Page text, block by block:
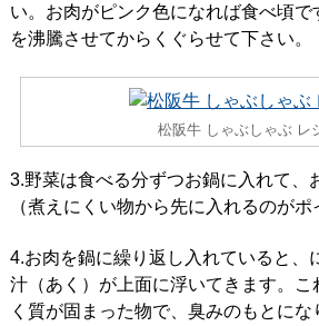
い。お肉がピンク色になれば食べ頃
を沸騰させてからくぐらせて下さい。
松阪牛 しゃぶしゃぶ レ
3.野菜は食べる分ずつお鍋に入れて、
（煮えにくい物から先に入れるのがポ
4.お肉を鍋に繰り返し入れていると、
汁（あく）が上面に浮いてきます。こ
く質が固まった物で、臭みのもとに